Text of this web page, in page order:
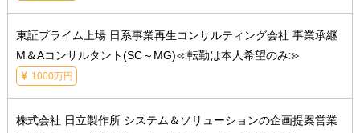
東証プライム上場 日系事業再生コンサルティング会社 事業承継
M＆Aコンサルタント(SC～MG)≪転勤は本人希望のみ≫
1000万円
株式会社 日立製作所 システム＆ソリューションの企画提案営業